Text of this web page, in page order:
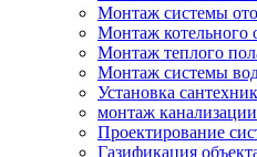
Монтаж системы
Монтаж котельного
Монтаж теплого
Монтаж системы
Установка
монтаж канализации
Проектирование
Газификация